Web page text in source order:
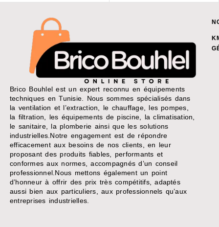
Brico Bouhlel est un expert reconnu en équipements
techniques en Tunisie. Nous sommes spécialisés dans
la ventilation et l’extraction, le chauffage, les pompes,
la filtration, les équipements de piscine, la climatisation,
le sanitaire, la plomberie ainsi que les solutions
industrielles.Notre engagement est de répondre
efficacement aux besoins de nos clients, en leur
proposant des produits fiables, performants et
conformes aux normes, accompagnés d’un conseil
professionnel.Nous mettons également un point
d’honneur à offrir des prix très compétitifs, adaptés
aussi bien aux particuliers, aux professionnels qu’aux
entreprises industrielles.